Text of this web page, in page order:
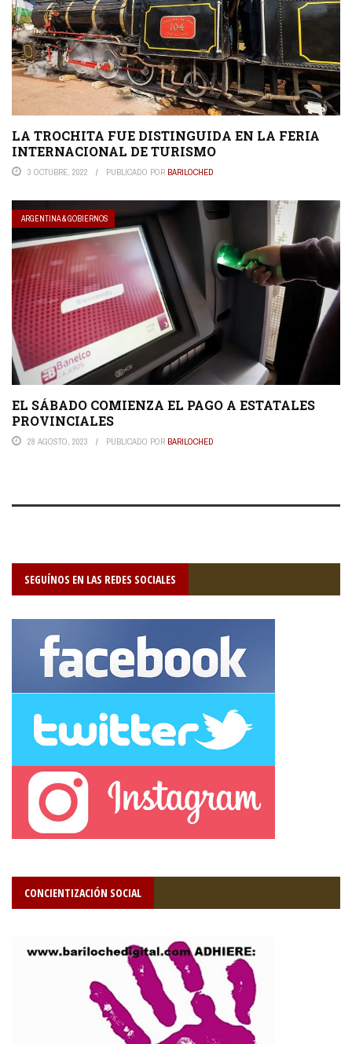
LA TROCHITA FUE DISTINGUIDA EN LA FERIA
INTERNACIONAL DE TURISMO
3 OCTUBRE, 2022 PUBLICADO POR BARILOCHED
ARGENTINA & GOBIERNOS
EL SÁBADO COMIENZA EL PAGO A ESTATALES
PROVINCIALES
28 AGOSTO, 2023 PUBLICADO POR BARILOCHED
SEGUÍNOS EN LAS REDES SOCIALES
CONCIENTIZACIÓN SOCIAL